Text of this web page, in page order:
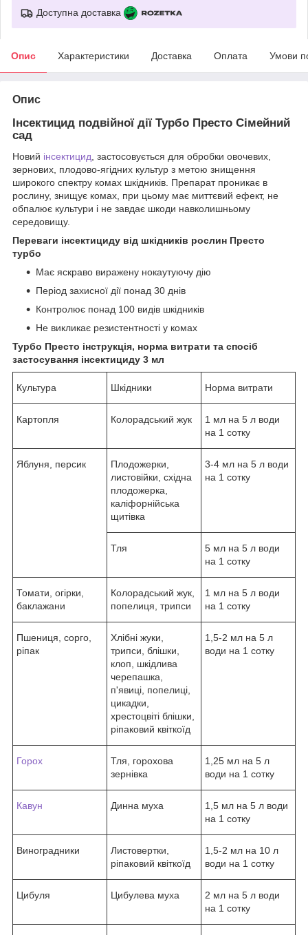
Доступна доставка
Опис Характеристики Доставка Оплата Умови
Опис
Інсектицид подвійної дії Турбо Престо Сімейний
сад
Новий інсектицид , застосовується для обробки овочевих,
зернових, плодово-ягідних культур з метою знищення
широкого спектру комах шкідників. Препарат проникає в
рослину, знищує комах, при цьому має миттєвий ефект, не
обпалює культури і не завдає шкоди навколишньому
середовищу.
Переваги інсектициду від шкідників рослин Престо
турбо
Має яскраво виражену нокаутуючу дію
Період захисної дії понад 30 днів
Контролює понад 100 видів шкідників
Не викликає резистентності у комах
Турбо Престо інструкція, норма витрати та спосіб
застосування інсектициду 3 мл
Культура Шкідники Норма витрати
Картопля Колорадський жук
1 мл на 5 л води
на 1 сотку
Яблуня, персик
Плодожерки,
листовійки, східна
плодожерка,
каліфорнійська
щитівка
3-4 мл на 5 л води
на 1 сотку
Тля
5 мл на 5 л води
на 1 сотку
Томати, огірки,
баклажани
Колорадський жук,
попелиця, трипси
1 мл на 5 л води
на 1 сотку
Пшениця, сорго,
ріпак
Хлібні жуки,
трипси, блішки,
клоп, шкідлива
черепашка,
п'явиці, попелиці,
цикадки,
хрестоцвіті блішки,
ріпаковий квіткоїд
1,5-2 мл на 5 л
води на 1 сотку
Горох
Тля, горохова
зернівка
1,25 мл на 5 л
води на 1 сотку
Кавун Динна муха
1,5 мл на 5 л води
на 1 сотку
Виноградники
Листовертки,
ріпаковий квіткоїд
1,5-2 мл на 10 л
води на 1 сотку
Цибуля Цибулева муха
2 мл на 5 л води
на 1 сотку